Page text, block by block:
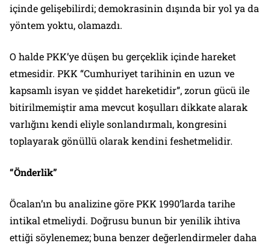
içinde gelişebilirdi; demokrasinin dışında bir yol ya da
yöntem yoktu, olamazdı.
O halde PKK’ye düşen bu gerçeklik içinde hareket
etmesidir. PKK “Cumhuriyet tarihinin en uzun ve
kapsamlı isyan ve şiddet hareketidir”, zorun gücü ile
bitirilmemiştir ama mevcut koşulları dikkate alarak
varlığını kendi eliyle sonlandırmalı, kongresini
toplayarak gönüllü olarak kendini feshetmelidir.
“Önderlik”
Öcalan’ın bu analizine göre PKK 1990’larda tarihe
intikal etmeliydi. Doğrusu bunun bir yenilik ihtiva
ettiği söylenemez; buna benzer değerlendirmeler daha